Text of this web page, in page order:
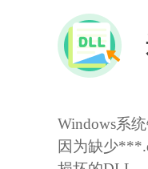
Windows系
因为缺少